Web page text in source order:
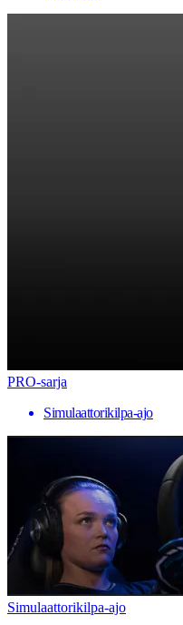
PRO-sarja
Simulaattorikilpa-ajo
Simulaattorikilpa-ajo